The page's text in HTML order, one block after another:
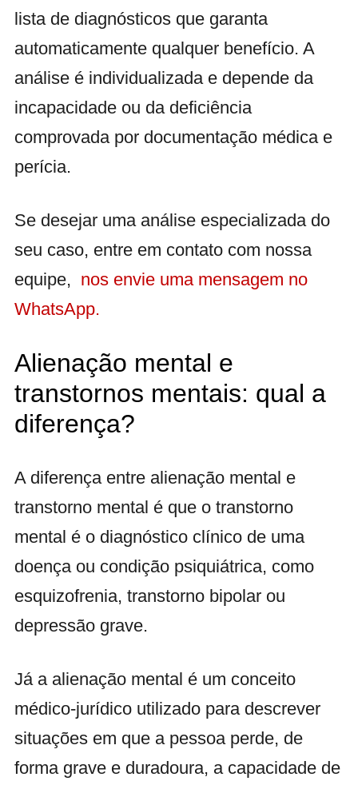
lista de diagnósticos que garanta
automaticamente qualquer benefício. A
análise é individualizada e depende da
incapacidade ou da deficiência
comprovada por documentação médica e
perícia.
Se desejar uma análise especializada do
seu caso, entre em contato com nossa
equipe, nos envie uma mensagem no
WhatsApp.
Alienação mental e
transtornos mentais: qual a
diferença?
A diferença entre alienação mental e
transtorno mental é que o transtorno
mental é o diagnóstico clínico de uma
doença ou condição psiquiátrica, como
esquizofrenia, transtorno bipolar ou
depressão grave.
Já a alienação mental é um conceito
médico-jurídico utilizado para descrever
situações em que a pessoa perde, de
forma grave e duradoura, a capacidade de